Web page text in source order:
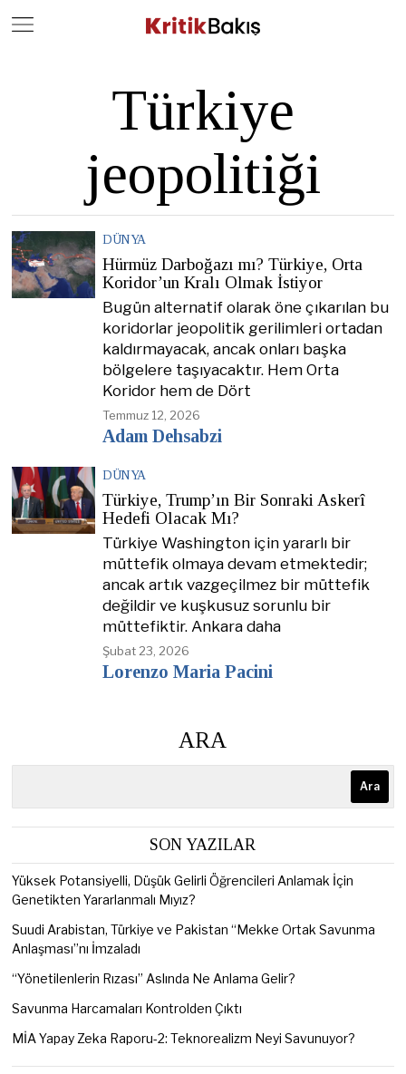
Türkiye
jeopolitiği
DÜNYA
Hürmüz Darboğazı mı? Türkiye, Orta
Koridor’un Kralı Olmak İstiyor
Bugün alternatif olarak öne çıkarılan bu
koridorlar jeopolitik gerilimleri ortadan
kaldırmayacak, ancak onları başka
bölgelere taşıyacaktır. Hem Orta
Koridor hem de Dört
Temmuz 12, 2026
Adam Dehsabzi
DÜNYA
Türkiye, Trump’ın Bir Sonraki Askerî
Hedefi Olacak Mı?
Türkiye Washington için yararlı bir
müttefik olmaya devam etmektedir;
ancak artık vazgeçilmez bir müttefik
değildir ve kuşkusuz sorunlu bir
müttefiktir. Ankara daha
Şubat 23, 2026
Lorenzo Maria Pacini
ARA
Ara
SON YAZILAR
Yüksek Potansiyelli, Düşük Gelirli Öğrencileri Anlamak İçin
Genetikten Yararlanmalı Mıyız?
Suudi Arabistan, Türkiye ve Pakistan “Mekke Ortak Savunma
Anlaşması”nı İmzaladı
“Yönetilenlerin Rızası” Aslında Ne Anlama Gelir?
Savunma Harcamaları Kontrolden Çıktı
MİA Yapay Zeka Raporu-2: Teknorealizm Neyi Savunuyor?